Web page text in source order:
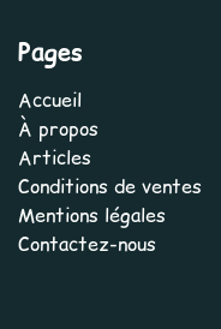
Pages
Accueil
À propos
Articles
Conditions de ventes
Mentions légales
Contactez-nous